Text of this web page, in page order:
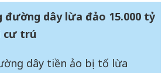
đường dây lừa đảo 15.000 tỷ
cư trú
dây tiền ảo bị tố lừa